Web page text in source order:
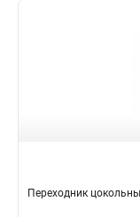
Переходник